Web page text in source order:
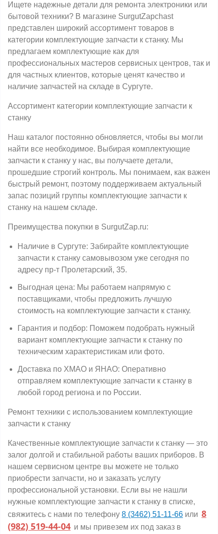
Ищете надежные детали для ремонта электроники или
бытовой техники? В магазине SurgutZapchast
представлен широкий ассортимент товаров в
категории комплектующие запчасти к станку. Мы
предлагаем комплектующие как для
профессиональных мастеров сервисных центров, так и
для частных клиентов, которые ценят качество и
наличие запчастей на складе в Сургуте.
Ассортимент категории комплектующие запчасти к
станку
Наш каталог постоянно обновляется, чтобы вы могли
найти все необходимое. Выбирая комплектующие
запчасти к станку у нас, вы получаете детали,
прошедшие строгий контроль. Мы понимаем, как важен
быстрый ремонт, поэтому поддерживаем актуальный
запас позиций группы комплектующие запчасти к
станку на нашем складе.
Преимущества покупки в SurgutZap.ru:
Наличие в Сургуте: Забирайте комплектующие
запчасти к станку самовывозом уже сегодня по
адресу пр-т Пролетарский, 35.
Выгодная цена: Мы работаем напрямую с
поставщиками, чтобы предложить лучшую
стоимость на комплектующие запчасти к станку.
Гарантия и подбор: Поможем подобрать нужный
вариант комплектующие запчасти к станку по
техническим характеристикам или фото.
Доставка по ХМАО и ЯНАО: Оперативно
отправляем комплектующие запчасти к станку в
любой город региона и по России.
Ремонт техники с использованием комплектующие
запчасти к станку
Качественные комплектующие запчасти к станку — это
залог долгой и стабильной работы ваших приборов. В
нашем сервисном центре вы можете не только
приобрести запчасти, но и заказать услугу
профессиональной установки. Если вы не нашли
нужные комплектующие запчасти к станку в списке,
свяжитесь с нами по телефону 8 (3462) 51-11-66 или 8
(982) 519-44-04 и мы привезем их под заказ в